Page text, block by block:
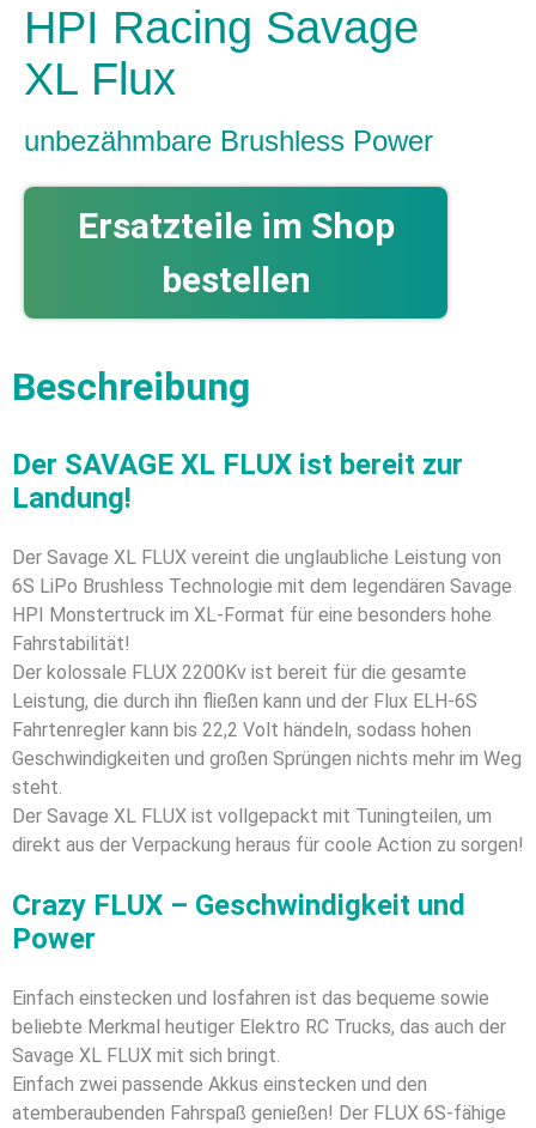
HPI Racing Savage
XL Flux
unbezähmbare Brushless Power
Ersatzteile im Shop
bestellen
Beschreibung
Der SAVAGE XL FLUX ist bereit zur
Landung!
Der Savage XL FLUX vereint die unglaubliche Leistung von
6S LiPo Brushless Technologie mit dem legendären Savage
HPI Monstertruck im XL-Format für eine besonders hohe
Fahrstabilität!
Der kolossale FLUX 2200Kv ist bereit für die gesamte
Leistung, die durch ihn fließen kann und der Flux ELH-6S
Fahrtenregler kann bis 22,2 Volt händeln, sodass hohen
Geschwindigkeiten und großen Sprüngen nichts mehr im Weg
steht.
Der Savage XL FLUX ist vollgepackt mit Tuningteilen, um
direkt aus der Verpackung heraus für coole Action zu sorgen!
Crazy FLUX – Geschwindigkeit und
Power
Einfach einstecken und losfahren ist das bequeme sowie
beliebte Merkmal heutiger Elektro RC Trucks, das auch der
Savage XL FLUX mit sich bringt.
Einfach zwei passende Akkus einstecken und den
atemberaubenden Fahrspaß genießen! Der FLUX 6S-fähige